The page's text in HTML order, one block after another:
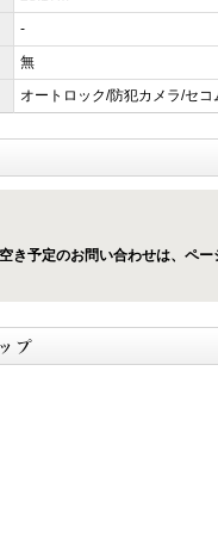
-
無
オートロック/防犯カメラ/セ
空き予定のお問い合わせは、ペ